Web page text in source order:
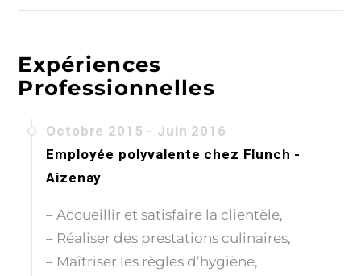
Expériences
Professionnelles
Octobre 2015 - Juin 2016
Employée polyvalente chez Flunch -
Aizenay
– Accueillir et satisfaire la clientèle,
– Réaliser des prestations culinaires,
– Maîtriser les règles d’hygiène,